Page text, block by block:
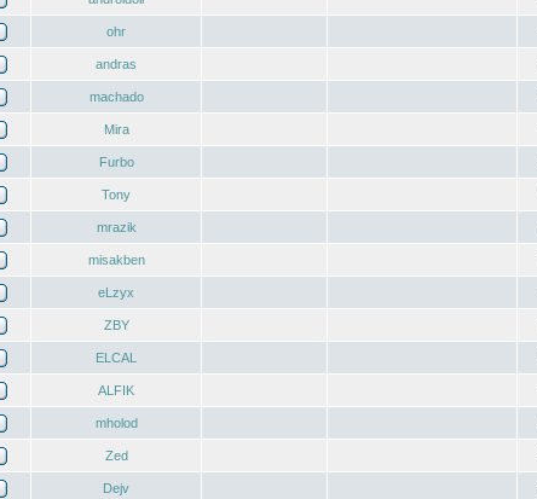
ohr
andras
machado
Mira
Furbo
Tony
mrazik
misakben
eLzyx
ZBY
ELCAL
ALFIK
mholod
Zed
Dejv